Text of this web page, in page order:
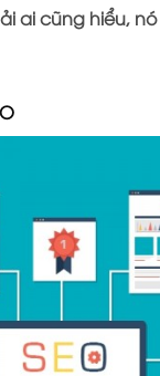
ai cũng hiểu,